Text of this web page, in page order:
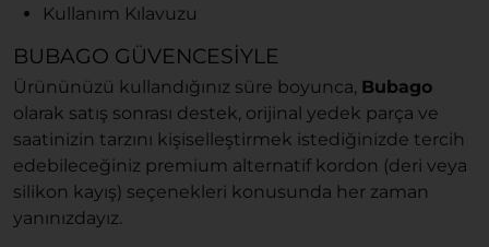
Kullanım Kılavuzu
BUBAGO GÜVENCESIYLE
Ürününüzü kullandığınız süre boyunca, Bubago
olarak satış sonrası destek, orijinal yedek parça ve
saatinizin tarzını kişiselleştirmek istediğinizde tercih
edebileceğiniz premium alternatif kordon (deri veya
silikon kayış) seçenekleri konusunda her zaman
yanınızdayız.